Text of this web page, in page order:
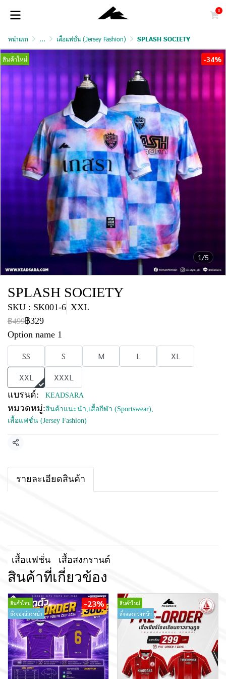
0
หน้าแรก ... เสื้อแฟชั่น (Jersey Fashion) SPLASH SOCIETY
1/5
สินค้าใหม่ -34%
SPLASH SOCIETY
SKU : SK001-6 XXL
฿499฿329
Option name 1
SS S M L
XL
XXL
XXXL
แบรนด์: KEADSARA
หมวดหมู่:สินค้าแนะนำ,เสื้อกีฬา (Sportswear),
เสื้อแฟชั่น (Jersey Fashion)
แชร์
รายละเอียดสินค้า
เสื้อแฟชั่น เสื้อสงกรานต์
สินค้าที่เกี่ยวข้อง
สินค้าใหม่
สั่งจองล่วงหน้า
-23%
สินค้าใหม่
สั่งจองล่วงหน้า